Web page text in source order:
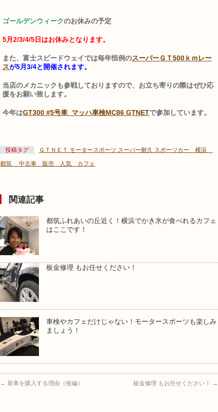
ゴールデンウィークのお休みの予定
5月2/3/4/5日はお休みとなります。
また、富士スピードウェイでは毎年恒例のスーパーＧＴ500ｋｍレー
スが5月3/4と開催されます。
当店のメカニックも参戦しておりますので、お立ち寄りの際はぜひ応
援をお願い致します。
今年はGT300 #5号車 マッハ車検MC86 GTNETで参加しています。
投稿タグ
ＧＴＮＥＴ モータースポーツ スーパー耐久 スポーツカー 横浜
都筑 中古車 販売 人気 カフェ
関連記事
都筑ふれあいの丘近く！横浜でかき氷が食べれるカフェ
はここです！
板金修理 もお任せください！
車検やカフェだけじゃない！モータースポーツも楽しみ
ましょう！
← 新車を購入する理由（後編） 板金修理 もお任せください！ →